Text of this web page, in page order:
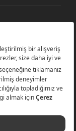
A.Ş. - Tüm hakları